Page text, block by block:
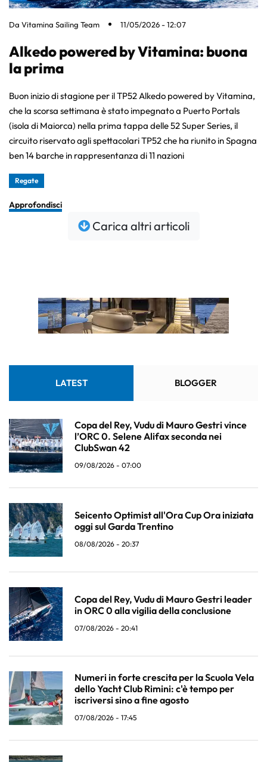
Da Vitamina Sailing Team 11/05/2026 - 12:07
Alkedo powered by Vitamina: buona
la prima
Buon inizio di stagione per il TP52 Alkedo powered by Vitamina,
che la scorsa settimana è stato impegnato a Puerto Portals
(isola di Maiorca) nella prima tappa delle 52 Super Series, il
circuito riservato agli spettacolari TP52 che ha riunito in Spagna
ben 14 barche in rappresentanza di 11 nazioni
Regate
Approfondisci
Carica altri articoli
LATEST BLOGGER
Copa del Rey, Vudu di Mauro Gestri vince
l’ORC 0. Selene Alifax seconda nei
ClubSwan 42
09/08/2026 - 07:00
Seicento Optimist all'Ora Cup Ora iniziata
oggi sul Garda Trentino
08/08/2026 - 20:37
Copa del Rey, Vudu di Mauro Gestri leader
in ORC 0 alla vigilia della conclusione
07/08/2026 - 20:41
Numeri in forte crescita per la Scuola Vela
dello Yacht Club Rimini: c'è tempo per
iscriversi sino a fine agosto
07/08/2026 - 17:45